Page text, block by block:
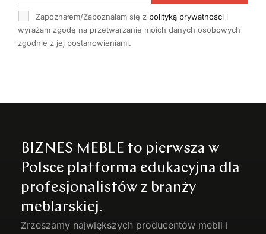
Zapoznałem/Zapoznałam się z polityką prywatności i
wyrażam zgodę na przetwarzanie moich danych osobowych
zgodnie z jej postanowieniami.
BIZNES MEBLE to pierwsza w
Polsce platforma edukacyjna dla
profesjonalistów z branży
meblarskiej.
Zrzeszamy największych producentów mebli i